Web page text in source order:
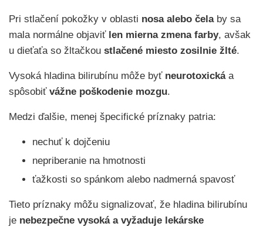
Pri stlačení pokožky v oblasti nosa alebo čelaby sa
mala normálne objaviť len mierna zmena farby, avšak
u dieťaťa so žltačkou stlačené miesto zosilnie žlté.
Vysoká hladina bilirubínu môže byť neurotoxickáa
spôsobiť vážne poškodenie mozgu.
Medzi ďalšie, menej špecifické príznaky patria:
nechuť k dojčeniu
nepriberanie na hmotnosti
ťažkosti so spánkom alebo nadmerná spavosť
Tieto príznaky môžu signalizovať, že hladina bilirubínu
je nebezpečne vysoká a vyžaduje lekárske